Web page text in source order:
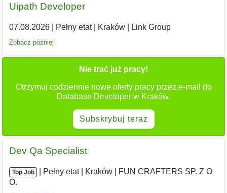
Uipath Developer
07.08.2026| Pełny etat| Kraków| Link Group
Zobacz później
Nie trać już pracy!
Otrzymuj codziennie nowe oferty pracy przez e-mail do
Database Developer w Kraków.
Subskrybuj teraz
Dev Qa Specialist
Top Job Pełny etat| Kraków
FUN CRAFTERS SP. Z O
O.